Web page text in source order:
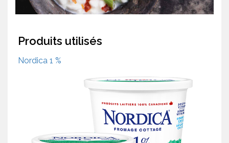
Produits utilisés
Nordica 1 %